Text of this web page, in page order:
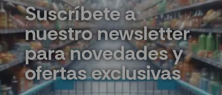
Suscríbete a
nuestro newsletter
para novedades y
ofertas exclusivas